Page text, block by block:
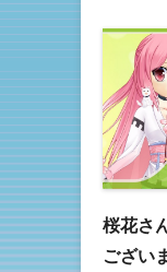
桜花さ
ござい